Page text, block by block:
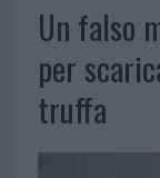
Un falso
per
truffa